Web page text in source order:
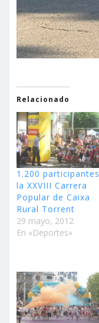
Relacionado
1.200
la XXVIII Carrera
Popular de Caixa
Rural Torrent
29 mayo, 2012
En «Deportes»